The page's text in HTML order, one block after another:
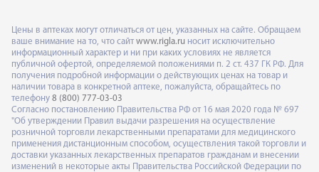
Цены в аптеках могут отличаться от цен, указанных на сайте. Обращаем
ваше внимание на то, что сайт www.rigla.ru носит исключительно
информационный характер и ни при каких условиях не является
публичной офертой, определяемой положениями п. 2 ст. 437 ГК РФ. Для
получения подробной информации о действующих ценах на товар и
наличии товара в конкретной аптеке, пожалуйста, обращайтесь по
телефону 8 (800) 777-03-03
Согласно постановлению Правительства РФ от 16 мая 2020 года № 697
"Об утверждении Правил выдачи разрешения на осуществление
розничной торговли лекарственными препаратами для медицинского
применения дистанционным способом, осуществления такой торговли и
доставки указанных лекарственных препаратов гражданам и внесении
изменений в некоторые акты Правительства Российской Федерации по